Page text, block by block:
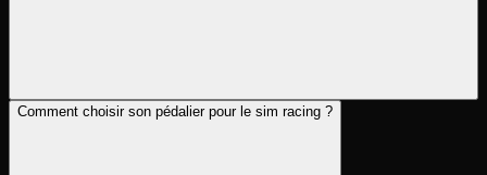
Comment choisir son pédalier pour le sim racing ?